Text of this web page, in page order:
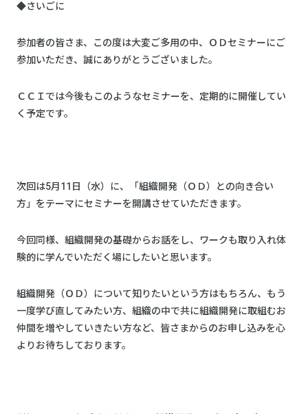
◆さいごに
参加者の皆さま、この度は大変ご多用の中、ＯＤセミナーにご
参加いただき、誠にありがとうございました。
ＣＣＩでは今後もこのようなセミナーを、定期的に開催してい
く予定です。
次回は5月11日（水）に、「組織開発（ＯＤ）との向き合い
方」をテーマにセミナーを開講させていただきます。
今回同様、組織開発の基礎からお話をし、ワークも取り入れ体
験的に学んでいただく場にしたいと思います。
組織開発（ＯＤ）について知りたいという方はもちろん、もう
一度学び直してみたい方、組織の中で共に組織開発に取組むお
仲間を増やしていきたい方など、皆さまからのお申し込みを心
よりお待ちしております。